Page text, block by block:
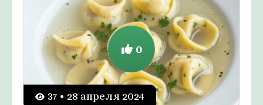
37 • 28 апреля 2024
0